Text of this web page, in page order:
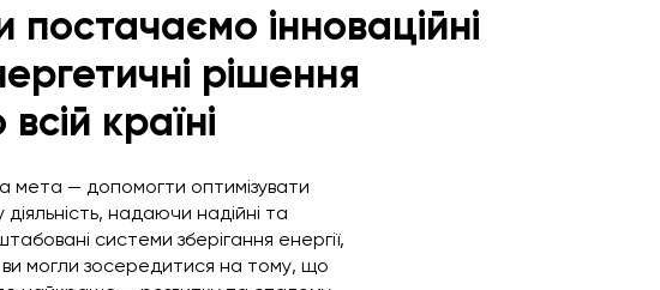
постачаємо інноваційні
рішення
всій країні
мета — допомогти оптимізувати
діяльність, надаючи надійні та
системи зберігання енергії,
могли зосередитися на тому, що